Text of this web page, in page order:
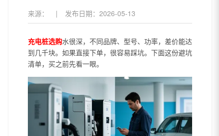
来源： | 发布日期： 2026-05-13
充电桩选购水很深，不同品牌、型号、功率，差价能达
到几千块。如果直接下单，很容易踩坑。下面这份避坑
清单，买之前先看一眼。